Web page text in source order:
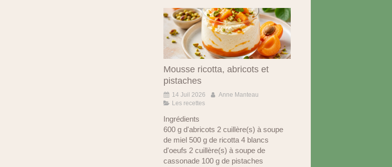
Mousse ricotta, abricots et
pistaches
14 Juil 2026
Anne Manteau
Les recettes
Ingrédients
600 g d'abricots 2 cuillère(s) à soupe
de miel 500 g de ricotta 4 blancs
d'oeufs 2 cuillère(s) à soupe de
cassonade 100 g de pistaches